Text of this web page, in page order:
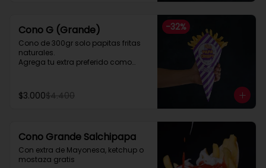
-32%
Cono G (Grande)
Cono de 300gr solo papitas fritas
naturales.
Agrega tu extra preferido como
y mucho mas....
$3.000$4.400
Cono Grande Salchipapa
Con extra de Mayonesa, ketchup o
mostaza gratis